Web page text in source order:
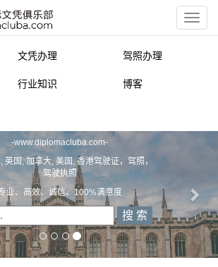
文凭办理 驾照办理
行业知识 博客
-www.diplomacluba.com-
英国, 加拿大, 美国, 香港驾驶证，驾照，
驾驶执照
业、高效、诚信、100%满意度